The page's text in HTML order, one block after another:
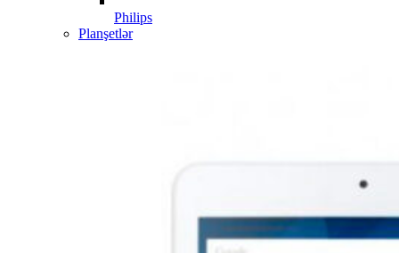
Philips
Planşetlər